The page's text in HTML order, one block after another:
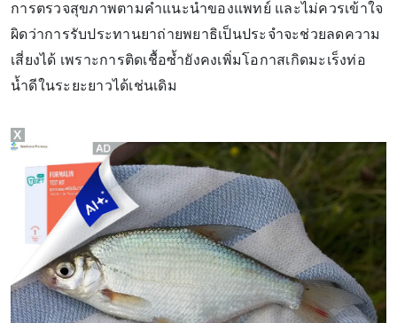
การตรวจสุขภาพตามคำแนะนำของแพทย์ และไม่ควรเข้าใจ
ผิดว่าการรับประทานยาถ่ายพยาธิเป็นประจำจะช่วยลดความ
เสี่ยงได้ เพราะการติดเชื้อซ้ำยังคงเพิ่มโอกาสเกิดมะเร็งท่อ
น้ำดีในระยะยาวได้เช่นเดิม
X